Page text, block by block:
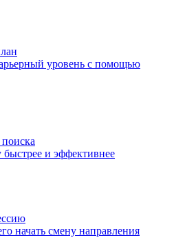
уровень с помощью
и эффективнее
начать смену направления